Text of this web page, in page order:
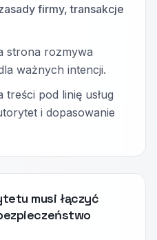
firmy, transakcje
strona rozmywa
ważnych intencji.
treści pod linię usług
i dopasowanie
musi łączyć